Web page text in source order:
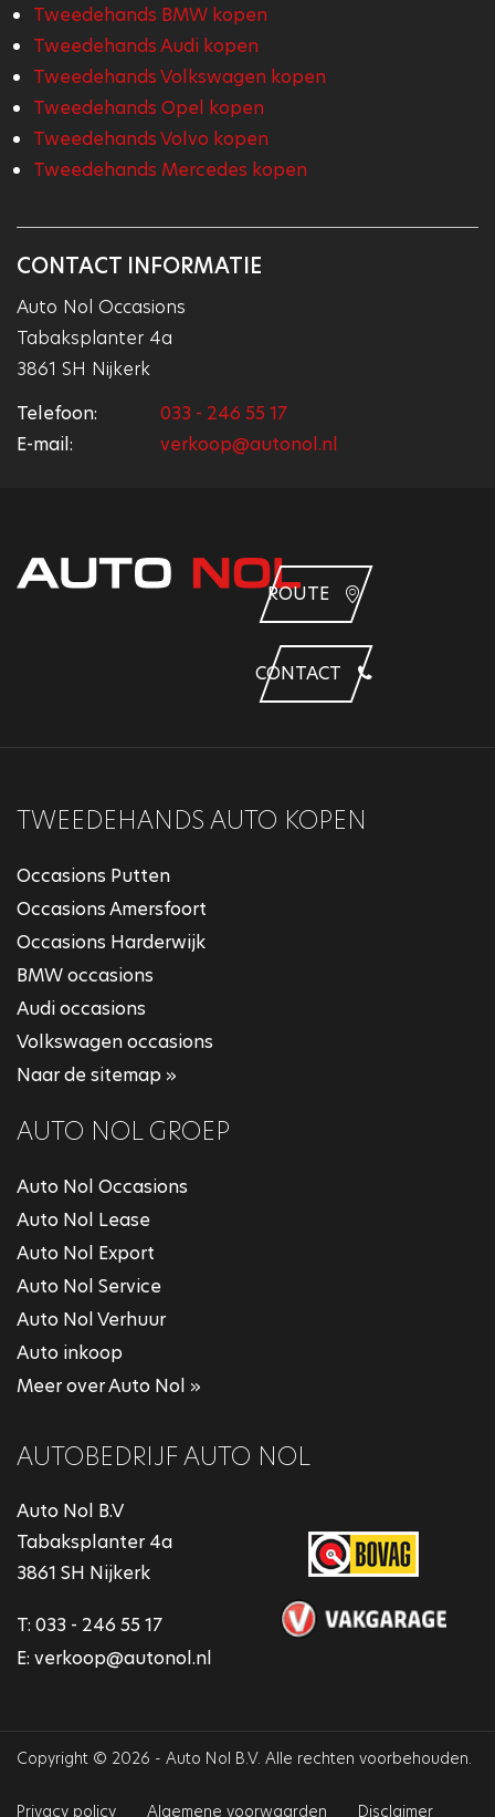
Tweedehands BMW kopen
Tweedehands Audi kopen
Tweedehands Volkswagen kopen
Tweedehands Opel kopen
Tweedehands Volvo kopen
Tweedehands Mercedes kopen
CONTACT INFORMATIE
Auto Nol Occasions
Tabaksplanter 4a
3861 SH Nijkerk
Telefoon:
033 - 246 55 17
E-mail:
verkoop@autonol.nl
ROUTE
CONTACT
TWEEDEHANDS AUTO KOPEN
Occasions Putten
Occasions Amersfoort
Occasions Harderwijk
BMW occasions
Audi occasions
Volkswagen occasions
Naar de sitemap »
AUTO NOL GROEP
Auto Nol Occasions
Auto Nol Lease
Auto Nol Export
Auto Nol Service
Auto Nol Verhuur
Auto inkoop
Meer over Auto Nol »
AUTOBEDRIJF AUTO NOL
Auto Nol B.V
Tabaksplanter 4a
3861 SH Nijkerk
T: 033 - 246 55 17
E: verkoop@autonol.nl
Copyright © 2026 - Auto Nol B.V. Alle rechten voorbehouden.
Privacy policy Algemene voorwaarden Disclaimer